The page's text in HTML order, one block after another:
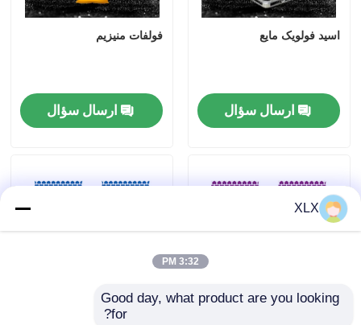
اسید فولویک مایع
ارسال سؤال
فولفات منیزیم
ارسال سؤال
سری تلفات-کنترل
XLX
3:32 PM
Good day, what product are you looking
for?